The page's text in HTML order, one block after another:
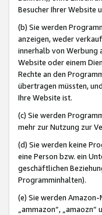
Besucher Ihrer Website
(b) Sie werden
anzeigen, weder
innerhalb von Werbung
Website oder einem
Rechte an den
übertragen müssten,
Ihre Website ist.
(c) Sie werden
mehr zur Nutzung zur
(d) Sie werden keine
eine Person bzw. ein
geschäftlichen
Programminhalten).
(e) Sie werden Amazon-
„ammazon“,